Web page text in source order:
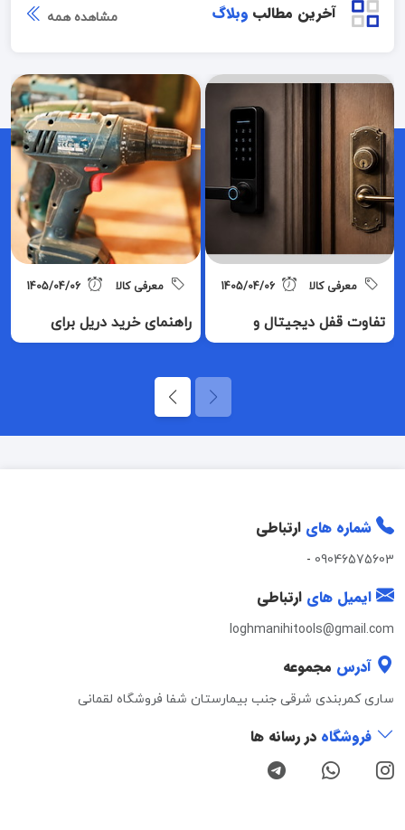
آخرین مطالب وبلاگ مشاهده همه
معرفی کالا 1405/04/06
تفاوت قفل دیجیتال و
مکانیکی؛ چرا باید به
معرفی کالا 1405/04/06
راهنمای خرید دریل برای
مصارف خانگی + معرفی ۵
شماره های ارتباطی
09046575603
-
ایمیل های ارتباطی
loghmanihitools@gmail.com
آدرس مجموعه
ساری کمربندی شرقی جنب بیمارستان شفا فروشگاه لقمانی
فروشگاه در رسانه ها